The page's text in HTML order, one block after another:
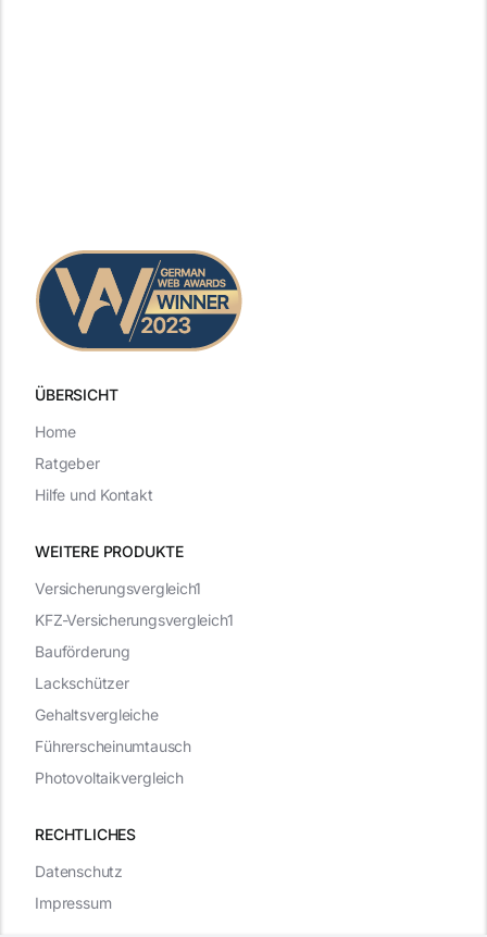
ÜBERSICHT
WEITERE PRODUKTE
RECHTLICHES
Datenschutz
Impressum
Versicherungsvergleich1
KFZ-Versicherungsvergleich1
Bauförderung
Lackschützer
Gehaltsvergleiche
Führerscheinumtausch
Photovoltaikvergleich
Home
Ratgeber
Hilfe und Kontakt